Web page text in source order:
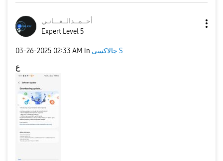
أحــمــدالــعـــانـي
Expert Level 5
‎03-26-2025 02:33 AM in جالاكسى S
ع